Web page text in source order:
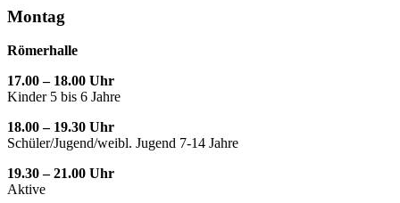
Montag
Römerhalle
17.00 – 18.00 Uhr
Kinder 5 bis 6 Jahre
18.00 – 19.30 Uhr
Schüler/Jugend/weibl. Jugend 7-14 Jahre
19.30 – 21.00 Uhr
Aktive